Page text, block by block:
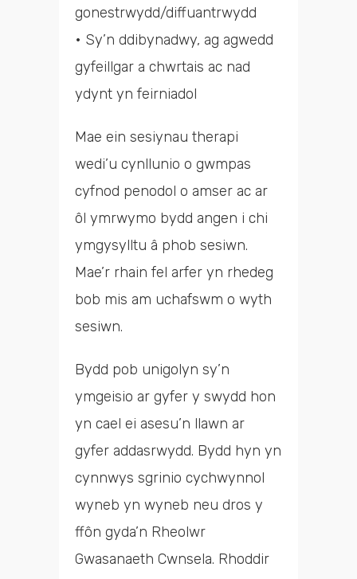
gonestrwydd/diffuantrwydd
• Sy’n ddibynadwy, ag agwedd
gyfeillgar a chwrtais ac nad
ydynt yn feirniadol
Mae ein sesiynau therapi
wedi’u cynllunio o gwmpas
cyfnod penodol o amser ac ar
ôl ymrwymo bydd angen i chi
ymgysylltu â phob sesiwn.
Mae’r rhain fel arfer yn rhedeg
bob mis am uchafswm o wyth
sesiwn.
Bydd pob unigolyn sy’n
ymgeisio ar gyfer y swydd hon
yn cael ei asesu’n llawn ar
gyfer addasrwydd. Bydd hyn yn
cynnwys sgrinio cychwynnol
wyneb yn wyneb neu dros y
ffôn gyda’n Rheolwr
Gwasanaeth Cwnsela. Rhoddir